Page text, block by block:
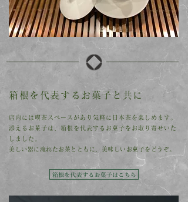
箱根を代表するお菓子と共に
店内には喫茶スペースがあり気軽に日本茶を楽しめます。
添えるお菓子は、箱根を代表するお菓子をお取り寄せいた
しました。
美しい器に淹れたお茶とともに、美味しいお菓子をどうぞ。